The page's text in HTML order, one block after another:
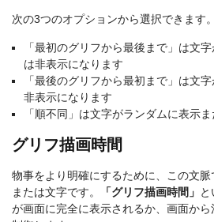
次の3つのオプションから選択できます。
「最初のグリフから最後まで」は文
は非表示になります
「最後のグリフから最初まで」は文
非表示になります
「順不同」は文字がランダムに表示
グリフ描画時間
物事をより明確にするために、この文
または文字です。
「グリフ描画時間」
が画面に完全に表示されるか、画面か